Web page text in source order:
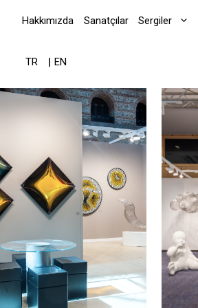
Hakkımızda Sanatçılar Sergiler
TR EN